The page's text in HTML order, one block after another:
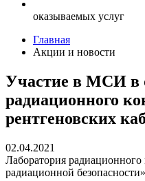
оказываемых услуг
Главная
Акции и новости
Участие в МСИ в
радиационного
рентгеновских
02.04.2021
Лаборатория
радиационной